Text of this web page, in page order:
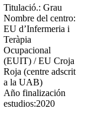
Titulació.: Grau
Nombre del centro:
EU d’Infermeria i
Teràpia
Ocupacional
(EUIT) / EU Croja
Roja (centre adscrit
a la UAB)
Año finalización
estudios:2020